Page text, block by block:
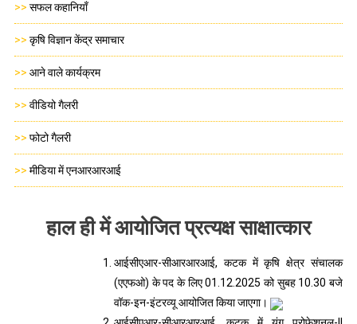
>> सफल कहानियाँ
>> कृषि विज्ञान केंद्र समाचार
>> आने वाले कार्यक्रम
>> वीडियो गैलरी
>> फोटो गैलरी
>> मीडिया में एनआरआरआई
हाल ही में आयोजित प्रत्यक्ष साक्षात्कार
आईसीएआर-सीआरआरआई, कटक में कृषि क्षेत्र संचालक
(एएफओ) के पद के लिए 01.12.2025 को सुबह 10.30 बजे
वॉक-इन-इंटरव्यू आयोजित किया जाएगा।